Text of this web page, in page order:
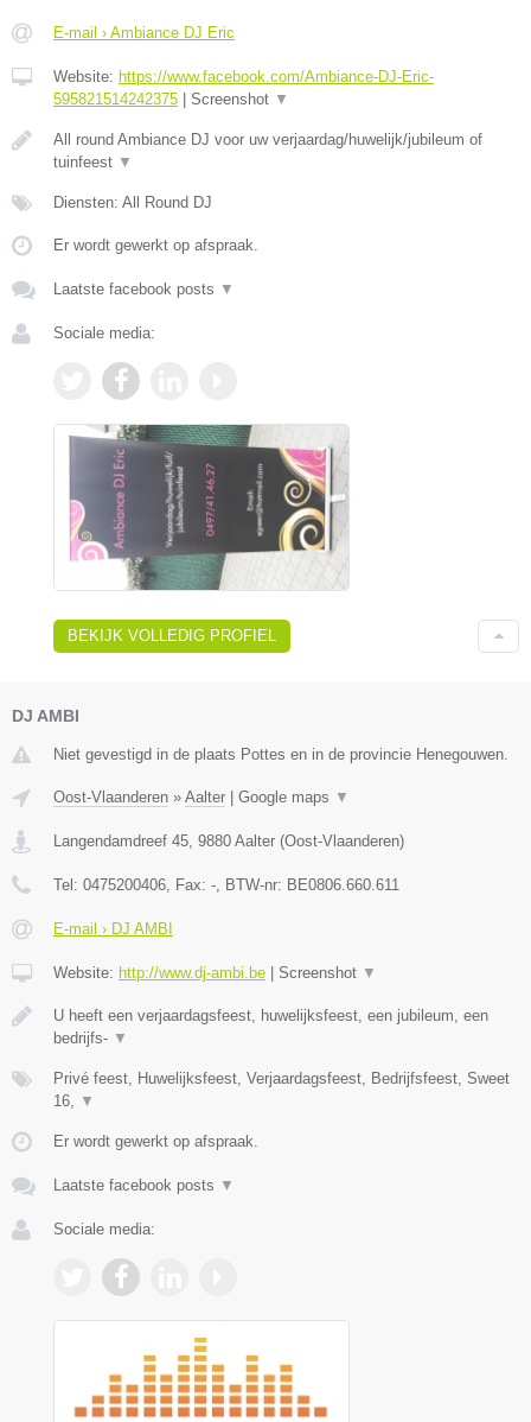
E-mail › Ambiance DJ Eric
Website: https://www.facebook.com/Ambiance-DJ-Eric-
595821514242375
Screenshot ▼
All round Ambiance DJ voor uw verjaardag/huwelijk/jubileum of
tuinfeest ▼
Diensten: All Round DJ
Er wordt gewerkt op afspraak.
Laatste facebook posts ▼
Sociale media:
BEKIJK VOLLEDIG PROFIEL
DJ AMBI
Niet gevestigd in de plaats Pottes en in de provincie Henegouwen.
Oost-Vlaanderen » Aalter Google maps ▼
Langendamdreef 45, 9880 Aalter (Oost-Vlaanderen)
Tel: 0475200406, Fax: -, BTW-nr: BE0806.660.611
E-mail › DJ AMBI
Website: http://www.dj-ambi.be Screenshot ▼
U heeft een verjaardagsfeest, huwelijksfeest, een jubileum, een
bedrijfs- ▼
Privé feest, Huwelijksfeest, Verjaardagsfeest, Bedrijfsfeest, Sweet
16, ▼
Er wordt gewerkt op afspraak.
Laatste facebook posts ▼
Sociale media: